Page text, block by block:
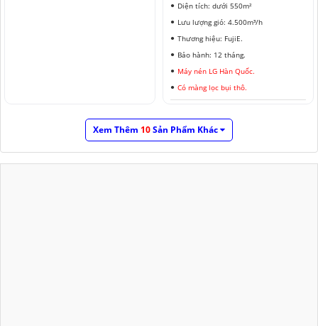
Diện tích: dưới 550m²
Lưu lượng gió: 4.500m³/h
Thương hiệu: FujiE.
Bảo hành: 12 tháng.
Máy nén LG Hàn Quốc.
Có màng lọc bụi thô.
Xem Thêm 10Sản Phẩm Khác